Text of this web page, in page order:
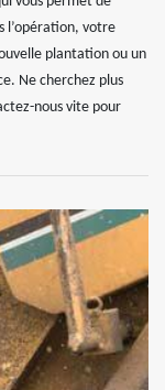
l’opération, votre
plantation ou un
Ne cherchez plus
nous vite pour